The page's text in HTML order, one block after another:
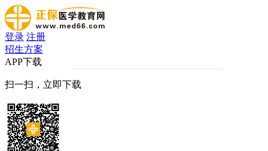
登录 注册
招生方案
APP下载
扫一扫，立即下载